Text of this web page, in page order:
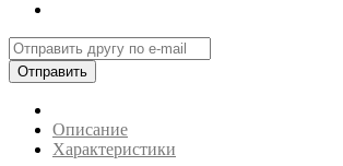
Отправить
Описание
Характеристики